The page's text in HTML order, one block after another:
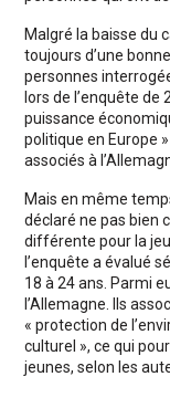
Malgré la baisse du
toujours d’une
personnes
lors de l’enquête de
puissance
politique en Europe
associés à
Mais en même
déclaré ne pas bien
différente pour la
l’enquête a évalué
18 à 24 ans. Parmi
l’Allemagne. Ils
« protection de
culturel », ce qui
jeunes, selon les